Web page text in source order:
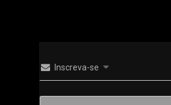
Inscreva-se